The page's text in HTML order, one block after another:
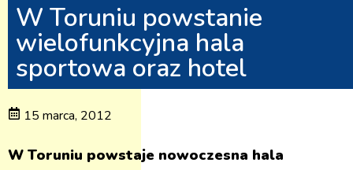
W Toruniu powstanie
wielofunkcyjna hala
sportowa oraz hotel
15 marca, 2012
W Toruniu powstaje nowoczesna hala